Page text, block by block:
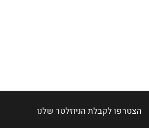
הצטרפו לקבלת הניוזלטר שלנו